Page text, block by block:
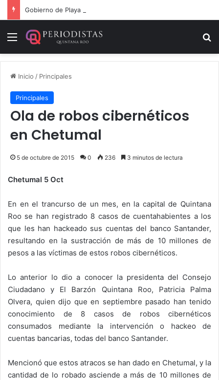
Menú
Inicio / Principales
Principales
Ola de robos cibernéticos
en Chetumal
5 de octubre de 2015 0 236 3 minutos de lectura
Chetumal 5 Oct
En en el trancurso de un mes, en la capital de Quintana
Roo se han registrado 8 casos de cuentahabientes a los
que les han hackeado sus cuentas del banco Santander,
resultando en la sustracción de más de 10 millones de
pesos a las víctimas de estos robos cibernéticos.
Lo anterior lo dio a conocer la presidenta del Consejo
Ciudadano y El Barzón Quintana Roo, Patricia Palma
Olvera, quien dijo que en septiembre pasado han tenido
conocimiento de 8 casos de robos cibernéticos
consumados mediante la intervención o hackeo de
cuentas bancarias, todas del banco Santander.
Mencionó que estos atracos se han dado en Chetumal, y la
cantidad de lo robado asciende a más de 10 millones de